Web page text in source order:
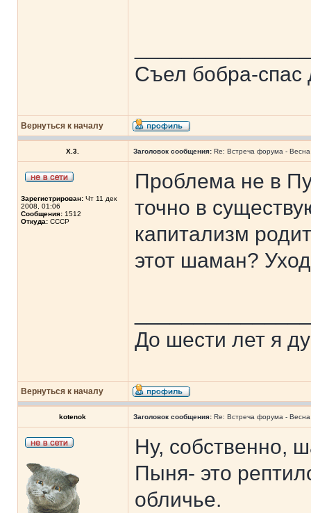
Съел бобра-спас
Вернуться к началу
X.3. Заголовок сообщения: Re: Встреча форума -
Зарегистрирован: Чт 11 дек
2008, 01:06
Сообщения: 1512
Откуда: СССР
Проблема не в
точно в
капитализм
этот шаман?
До шести лет я
Вернуться к началу
kotenok Заголовок сообщения: Re: Встреча форума -
Ну, собственно,
Пыня- это
обличье.